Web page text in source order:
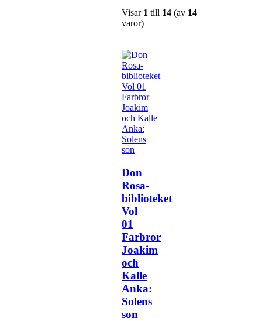
Visar 1 till 14 (av 14
varor)
Don
Rosa-
biblioteket
Vol
01
Farbror
Joakim
och
Kalle
Anka:
Solens
son